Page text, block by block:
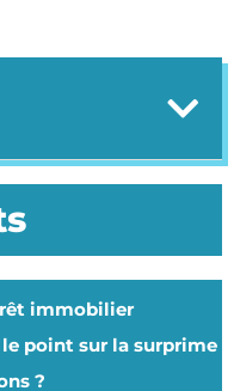
immobilier
point sur la surprime
?